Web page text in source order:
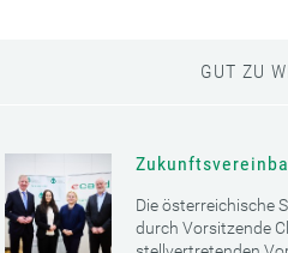
GUT ZU
Die österreichische
durch Vorsitzende